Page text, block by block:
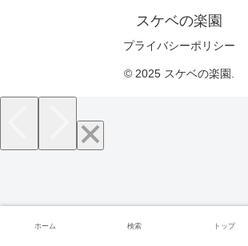
スケベの楽園
プライバシーポリシー
© 2025 スケベの楽園.
ホーム 検索 トップ